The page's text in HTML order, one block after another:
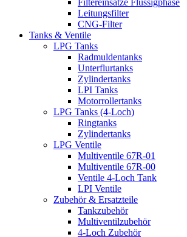
Leitungsfilter
CNG-Filter
Tanks & Ventile
LPG Tanks
Radmuldentanks
Unterflurtanks
Zylindertanks
LPI Tanks
Motorrollertanks
LPG Tanks (4-Loch)
Ringtanks
Zylindertanks
LPG Ventile
Multiventile 67R-01
Multiventile 67R-00
Ventile 4-Loch Tank
LPI Ventile
Zubehör & Ersatzteile
Tankzubehör
Multiventilzubehör
4-Loch Zubehör